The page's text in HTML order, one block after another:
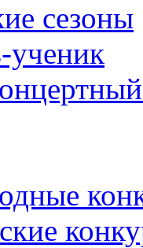
сезоны
ученик